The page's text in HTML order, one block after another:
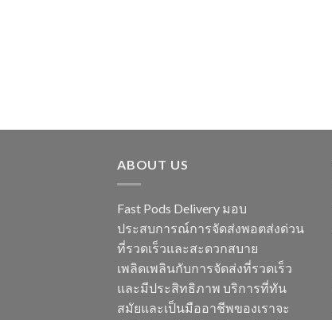
ABOUT US
Fast Pods Delivery มอบ
ประสบการณ์การจัดส่งพอตส่งด่วน
ที่รวดเร็วและสะดวกสบาย
เพลิดเพลินกับการจัดส่งที่รวดเร็ว
และมีประสิทธิภาพ บริการที่ทัน
สมัยและเป็นมืออาชีพของเราจะ